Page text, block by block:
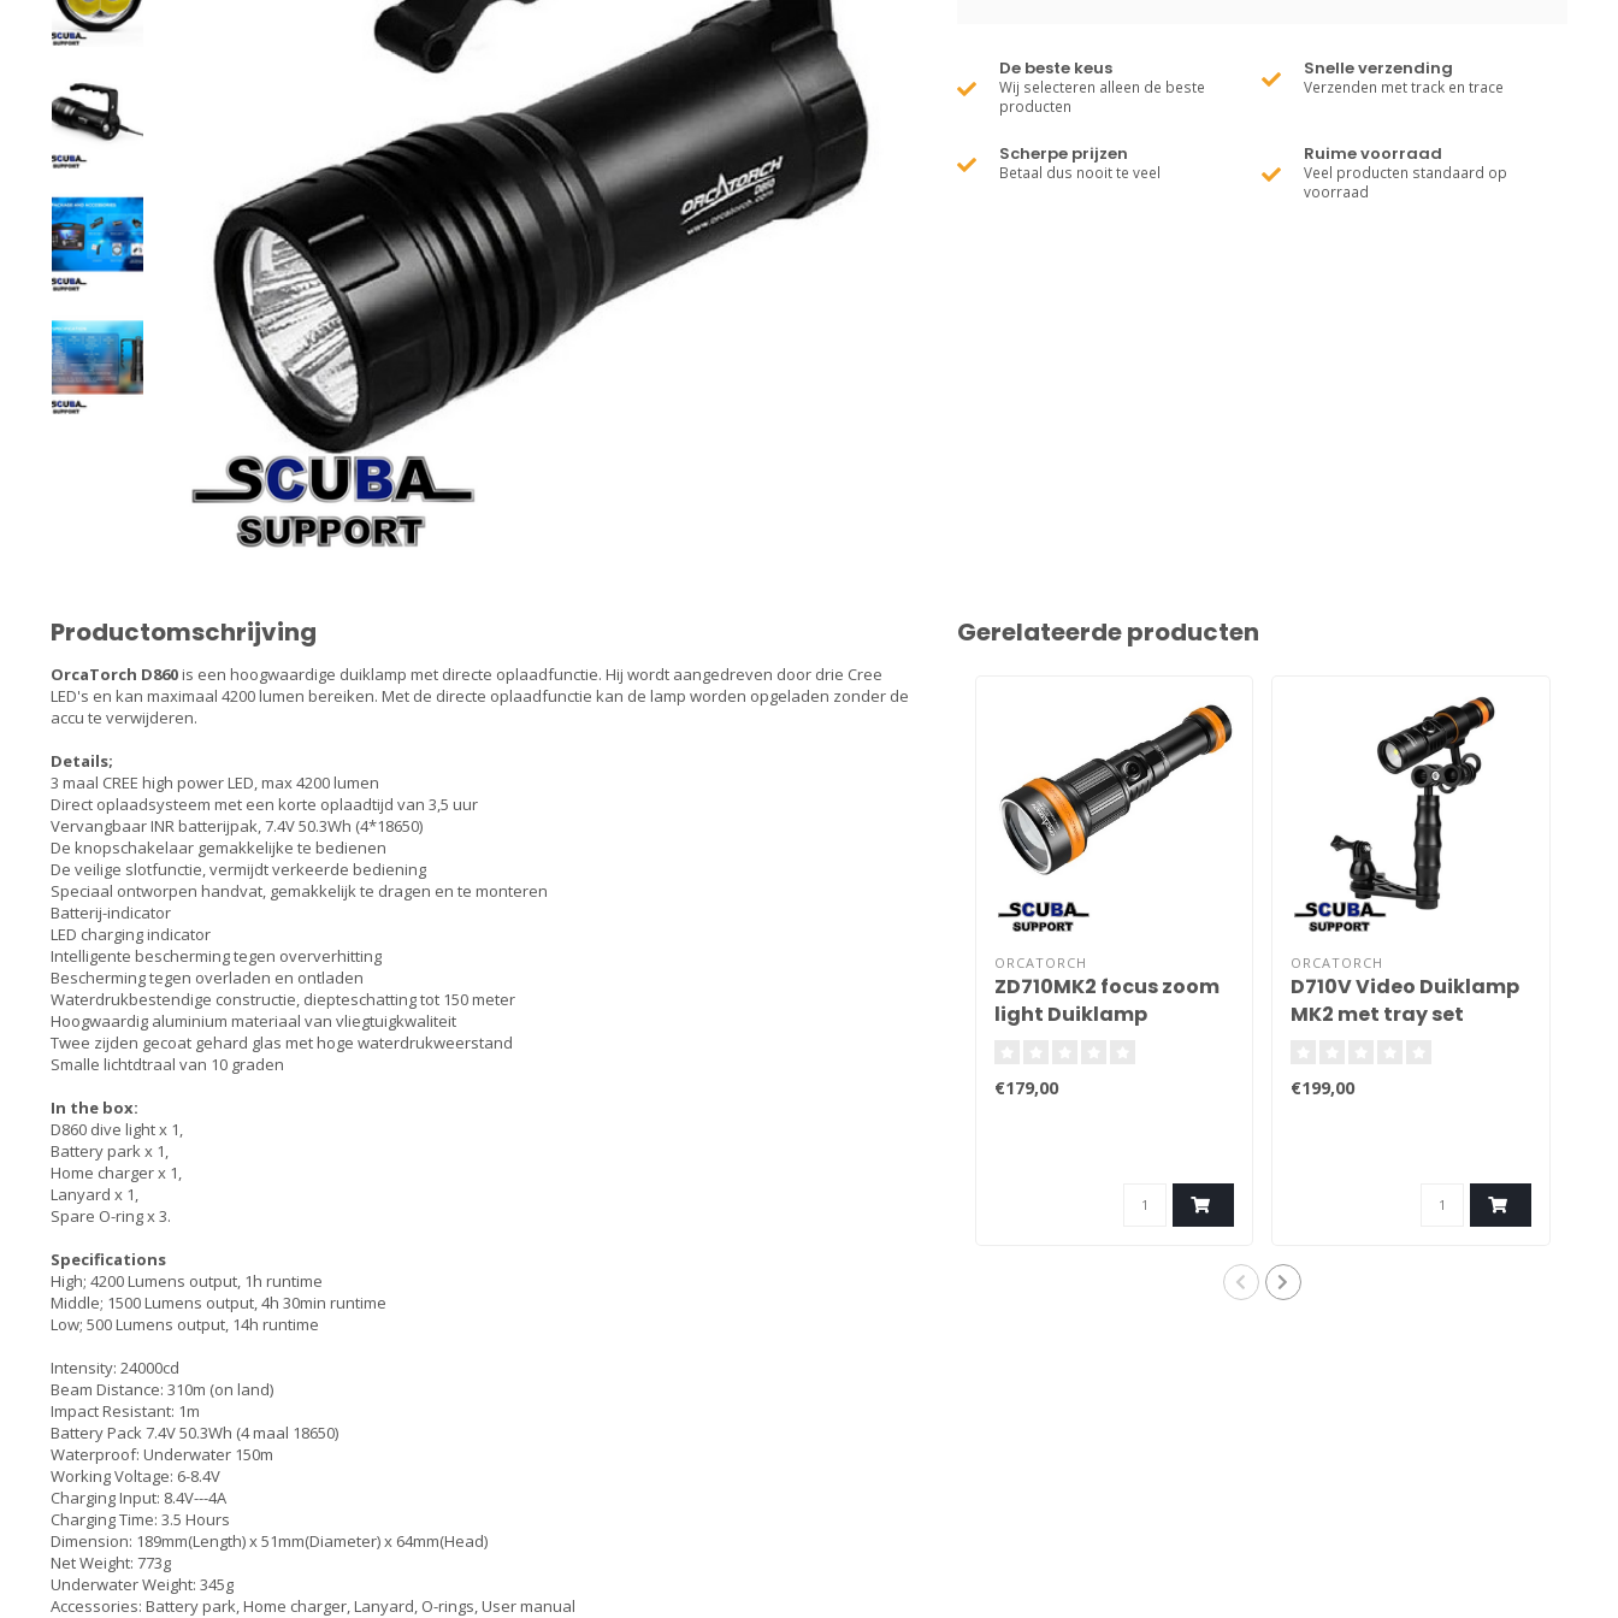
De beste keus
Wij selecteren alleen de beste
producten
Snelle verzending
Verzenden met track en trace
Scherpe prijzen
Betaal dus nooit te veel
Ruime voorraad
Veel producten standaard op
voorraad
Productomschrijving
OrcaTorch D860is een hoogwaardige duiklamp met directe oplaadfunctie. Hij wordt aangedreven door drie Cree
LED's en kan maximaal 4200 lumen bereiken. Met de directe oplaadfunctie kan de lamp worden opgeladen zonder de
accu te verwijderen.
Details;
3 maal CREE high power LED, max 4200 lumen
Direct oplaadsysteem met een korte oplaadtijd van 3,5 uur
Vervangbaar INR batterijpak, 7.4V 50.3Wh (4*18650)
De knopschakelaar gemakkelijke te bedienen
De veilige slotfunctie, vermijdt verkeerde bediening
Speciaal ontworpen handvat, gemakkelijk te dragen en te monteren
Batterij-indicator
LED charging indicator
Intelligente bescherming tegen oververhitting
Bescherming tegen overladen en ontladen
Waterdrukbestendige constructie, diepteschatting tot 150 meter
Hoogwaardig aluminium materiaal van vliegtuigkwaliteit
Twee zijden gecoat gehard glas met hoge waterdrukweerstand
Smalle lichtdtraal van 10 graden
In the box:
D860 dive light x 1,
Battery park x 1,
Home charger x 1,
Lanyard x 1,
Spare O-ring x 3.
Specifications
High; 4200 Lumens output, 1h runtime
Middle; 1500 Lumens output, 4h 30min runtime
Low; 500 Lumens output, 14h runtime
Intensity: 24000cd
Beam Distance: 310m (on land)
Impact Resistant: 1m
Battery Pack 7.4V 50.3Wh (4 maal 18650)
Waterproof: Underwater 150m
Working Voltage: 6-8.4V
Charging Input: 8.4V---4A
Charging Time: 3.5 Hours
Dimension: 189mm(Length) x 51mm(Diameter) x 64mm(Head)
Net Weight: 773g
Underwater Weight: 345g
Accessories: Battery park, Home charger, Lanyard, O-rings, User manual
Gerelateerde producten
ORCATORCH
ZD710MK2 focus zoom
light Duiklamp
€179,00
ORCATORCH
D710V Video Duiklamp
MK2 met tray set
€199,00